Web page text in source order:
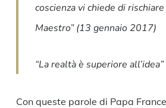
coscienza vi chiede di
Maestro” (13 gennaio 2017)
“La realtà è superiore
Con queste parole di Papa